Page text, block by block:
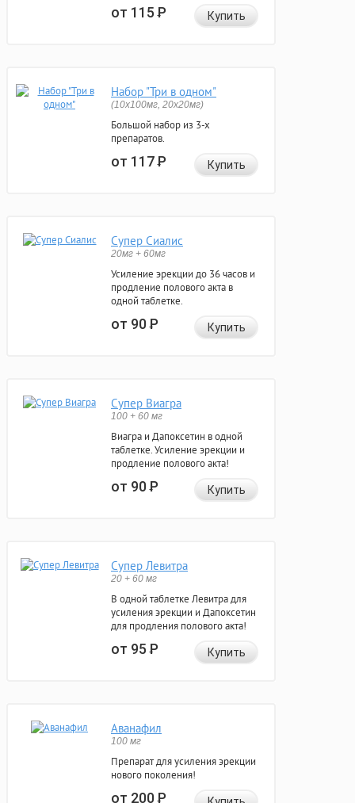
от 115Р Купить
Набор "Три в одном"
(10x100мг, 20x20мг)
Большой набор из 3-х
препаратов.
от 117Р Купить
Супер Сиалис
20мг + 60мг
Усиление эрекции до 36 часов и
продление полового акта в
одной таблетке.
от 90Р Купить
Супер Виагра
100 + 60 мг
Виагра и Дапоксетин в одной
таблетке. Усиление эрекции и
продление полового акта!
от 90Р Купить
Супер Левитра
20 + 60 мг
В одной таблетке Левитра для
усиления эрекции и Дапоксетин
для продления полового акта!
от 95Р Купить
Аванафил
100 мг
Препарат для усиления эрекции
нового поколения!
от 200Р